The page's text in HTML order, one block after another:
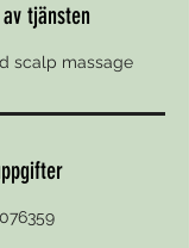
tjänsten
scalp massage